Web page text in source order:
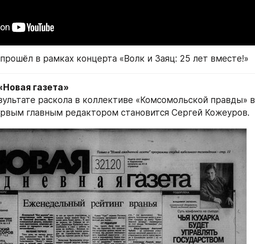
в рамках концерта «Волк и Заяц: 25 лет вместе!»
газета»
раскола в коллективе «Комсомольской правды» в
главным редактором становится Сергей Кожеуров.